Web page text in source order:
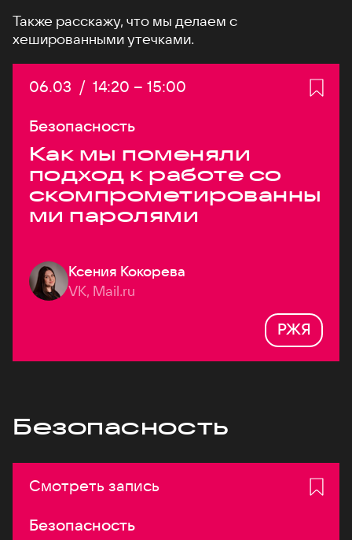
Также расскажу, что мы делаем с
хешированными утечками.
Дата:
06.03 / Начало:
14:20 – Конец:
15:00
Безопасность
Как мы поменяли
подход к работе со
скомпрометированны
ми паролями
Ксения Кокорева
VK, Mail.ru
РЖЯ
Безопасность
Смотреть запись
Безопасность